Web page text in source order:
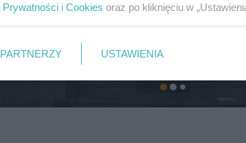
Prywatności i Cookies oraz po kliknięciu w
PARTNERZY USTAWIENIA